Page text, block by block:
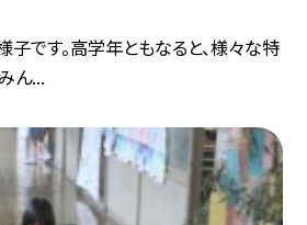
子です。高学年ともなると、様々な特
ん...